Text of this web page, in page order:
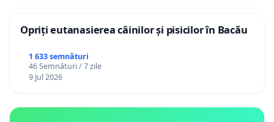
Opriți eutanasierea câinilor și pisicilor în Bacău
1 633 semnături
46 Semnături / 7 zile
9 Jul 2026